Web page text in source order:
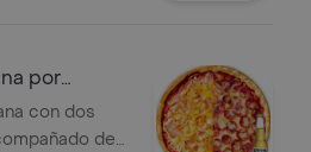
por
355ml
con dos
de